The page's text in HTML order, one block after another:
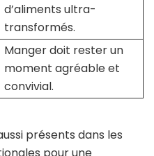
d’aliments ultra-
transformés.
Manger doit rester un
moment agréable et
convivial.
présents dans les
pour une